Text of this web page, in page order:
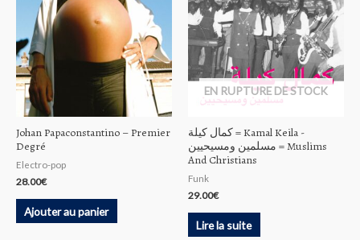
Johan Papaconstantino ‎– Premier
Degré
Electro-pop
28.00€
Ajouter au panier
EN RUPTURE DE STOCK
كمال كيلة = Kamal Keila ‎-
مسلمين ومسيحيين = Muslims
And Christians
Funk
29.00€
Lire la suite